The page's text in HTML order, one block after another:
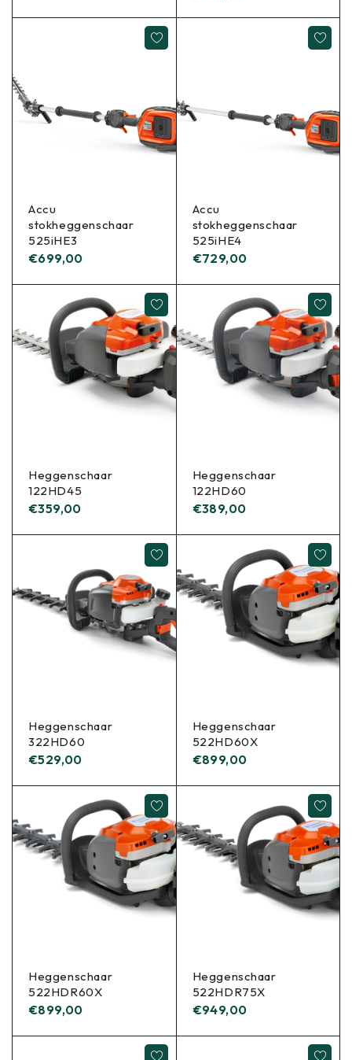
Accu
stokheggenschaar
525iHE3
€699,00
Accu
stokheggenschaar
525iHE4
€729,00
Heggenschaar
122HD45
€359,00
Heggenschaar
122HD60
€389,00
Heggenschaar
322HD60
€529,00
Heggenschaar
522HD60X
€899,00
Heggenschaar
522HDR60X
€899,00
Heggenschaar
522HDR75X
€949,00